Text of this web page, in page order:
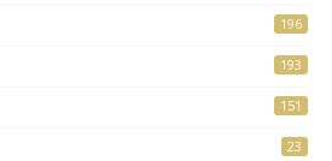
196
193
151
23